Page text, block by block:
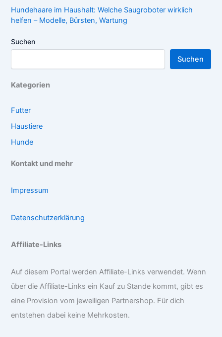
Hundehaare im Haushalt: Welche Saugroboter wirklich
helfen – Modelle, Bürsten, Wartung
Suchen
Suchen
Kategorien
Futter
Haustiere
Hunde
Kontakt und mehr
Impressum
Datenschutzerklärung
Affiliate-Links
Auf diesem Portal werden Affiliate-Links verwendet. Wenn
über die Affiliate-Links ein Kauf zu Stande kommt, gibt es
eine Provision vom jeweiligen Partnershop. Für dich
entstehen dabei keine Mehrkosten.